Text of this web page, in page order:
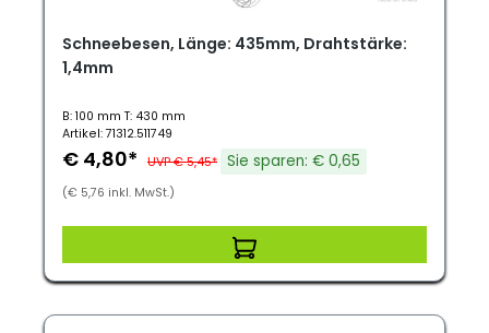
Schneebesen, Länge: 435mm, Drahtstärke:
1,4mm
B: 100 mm T: 430 mm
Artikel: 71312.511749
€ 4,80* UVP € 5,45* Sie sparen: € 0,65
(€ 5,76 inkl. MwSt.)